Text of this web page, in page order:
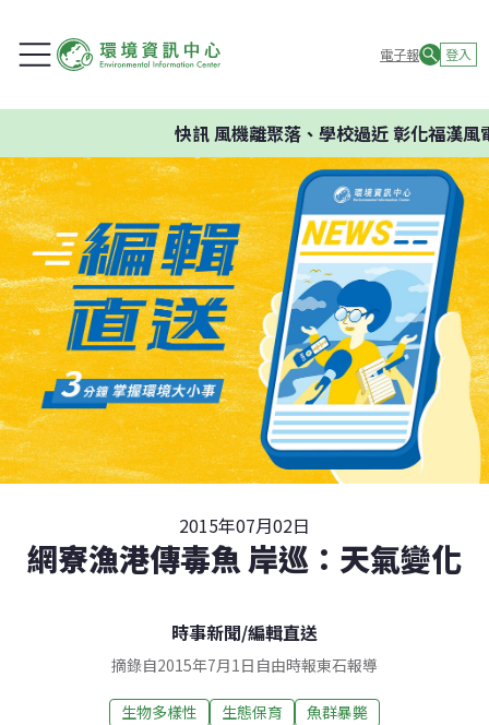
電子報 登入
快訊風機離聚落、學校過近 彰化福漢風
2015年07月02日
網寮漁港傳毒魚 岸巡：天氣變化
時事新聞/編輯直送
摘錄自2015年7月1日自由時報東石報導
生物多樣性 生態保育 魚群暴斃